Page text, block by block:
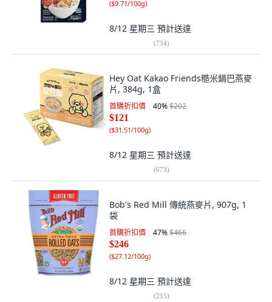
($9.71/100g)
8/12 星期三 預計送達
(734)
Hey Oat Kakao Friends糙米鍋巴燕麥
片, 384g, 1盒
首購折扣價 40%$202
$121
($31.51/100g)
8/12 星期三 預計送達
(673)
Bob's Red Mill 傳統燕麥片, 907g, 1
袋
首購折扣價 47%$466
$246
($27.12/100g)
8/12 星期三 預計送達
(215)